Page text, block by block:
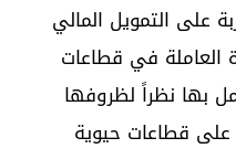
على التمويل المالي
العاملة في قطاعات
بها نظراً لظروفها
على قطاعات حيوية